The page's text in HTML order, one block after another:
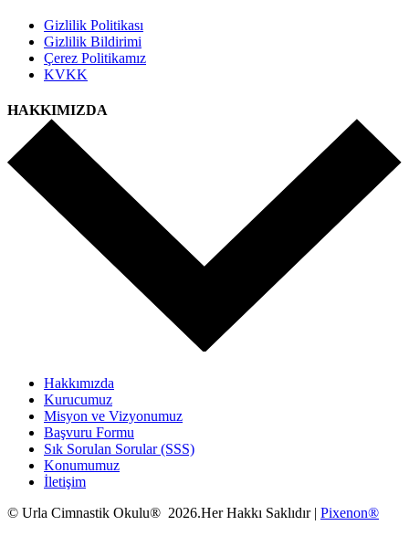
Gizlilik Politikası
Gizlilik Bildirimi
Çerez Politikamız
KVKK
HAKKIMIZDA
Hakkımızda
Kurucumuz
Misyon ve Vizyonumuz
Başvuru Formu
Sık Sorulan Sorular (SSS)
Konumumuz
İletişim
© Urla Cimnastik Okulu® 2026.Her Hakkı Saklıdır | Pixenon®